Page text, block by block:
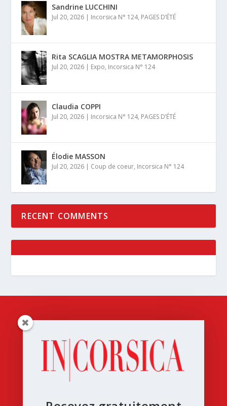
Sandrine LUCCHINI
Jul 20, 2026 | Incorsica N° 124, PAGES D’ÉTÉ
Rita SCAGLIA MOSTRA METAMORPHOSIS
Jul 20, 2026 | Expo, Incorsica N° 124
Claudia COPPI
Jul 20, 2026 | Incorsica N° 124, PAGES D’ÉTÉ
Élodie MASSON
Jul 20, 2026 | Coup de coeur, Incorsica N° 124
RECENT COMMENTS